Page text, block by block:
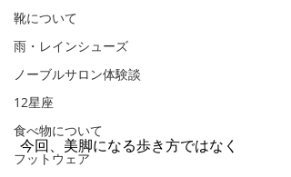
靴について
雨・レインシューズ
ノーブルサロン体験談
12星座
食べ物について
フットウェア
今回、美脚になる歩き方ではなく